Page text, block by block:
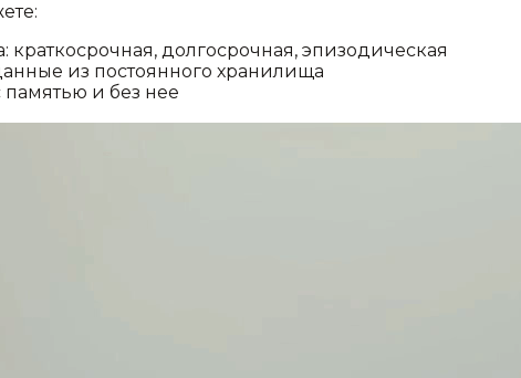
краткосрочная, долгосрочная, эпизодическая
из постоянного хранилища
и без нее